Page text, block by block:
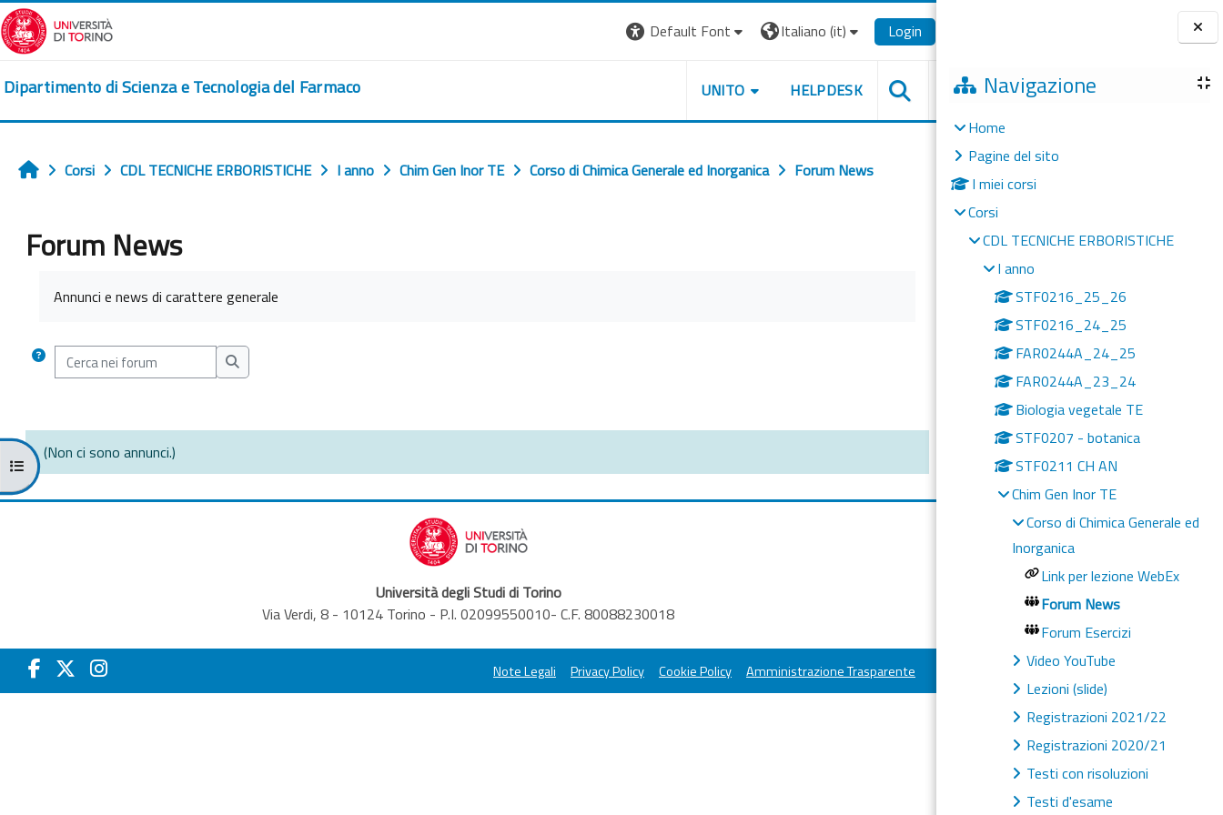
Vai al contenuto principale
Blocchi
Navigazione
Home
Pagine del sito
I miei corsi
Corsi
CDL TECNICHE ERBORISTICHE
I anno
STF0216_25_26
STF0216_24_25
FAR0244A_24_25
FAR0244A_23_24
Biologia vegetale TE
STF0207 - botanica
STF0211 CH AN
Chim Gen Inor TE
Corso di Chimica Generale ed
Inorganica
Link per lezione WebEx
Forum News
Forum Esercizi
Video YouTube
Lezioni (slide)
Registrazioni 2021/22
Registrazioni 2020/21
Testi con risoluzioni
Testi d'esame
Default Font Italiano ‎(it)‎ Login
Dipartimento di Scienza e Tecnologia del Farmaco UNITO HELPDESK
Apri indice del corso
Home
Corsi CDL TECNICHE ERBORISTICHE I anno Chim Gen Inor TE Corso di Chimica Generale ed Inorganica Forum News
Forum News
Annunci e news di carattere generale
Cerca nei forum
Cerca nei forum
(Non ci sono annunci.)
Università degli Studi di Torino
Via Verdi, 8 - 10124 Torino - P.I. 02099550010- C.F. 80088230018
Note Legali Privacy Policy Cookie Policy Amministrazione Trasparente